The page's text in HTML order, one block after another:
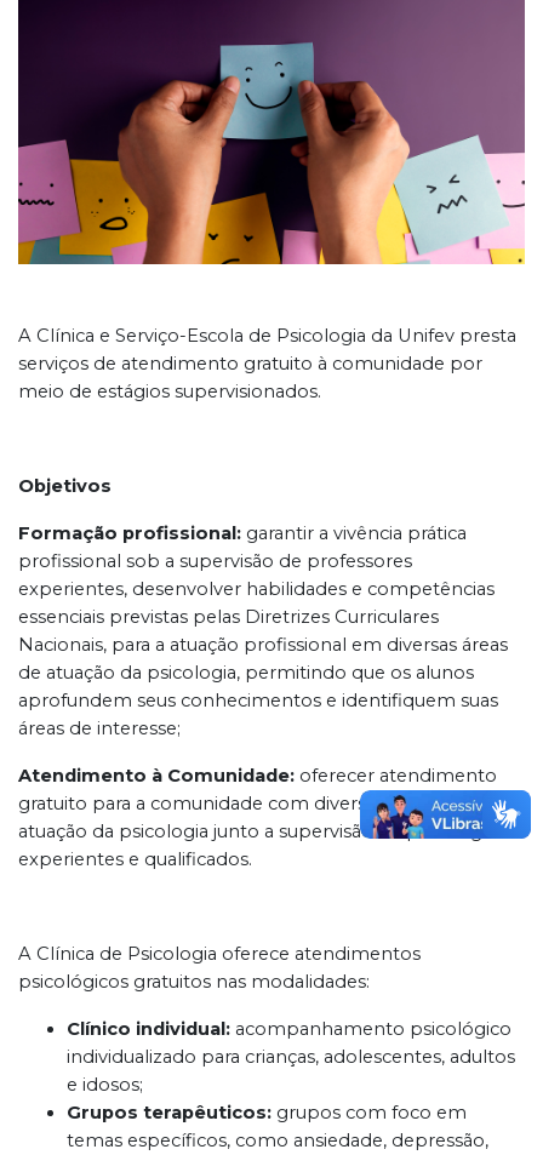
A Clínica e Serviço-Escola de Psicologia da Unifev presta
serviços de atendimento gratuito à comunidade por
meio de estágios supervisionados.
Objetivos
Formação profissional: garantir a vivência prática
profissional sob a supervisão de professores
experientes, desenvolver habilidades e competências
essenciais previstas pelas Diretrizes Curriculares
Nacionais, para a atuação profissional em diversas áreas
de atuação da psicologia, permitindo que os alunos
aprofundem seus conhecimentos e identifiquem suas
áreas de interesse;
Atendimento à Comunidade: oferecer atendimento
gratuito para a comunidade com diversas áreas de
atuação da psicologia junto a supervisão de psicólogos
experientes e qualificados.
A Clínica de Psicologia oferece atendimentos
psicológicos gratuitos nas modalidades:
Clínico individual: acompanhamento psicológico
individualizado para crianças, adolescentes, adultos
e idosos;
Grupos terapêuticos: grupos com foco em
temas específicos, como ansiedade, depressão,